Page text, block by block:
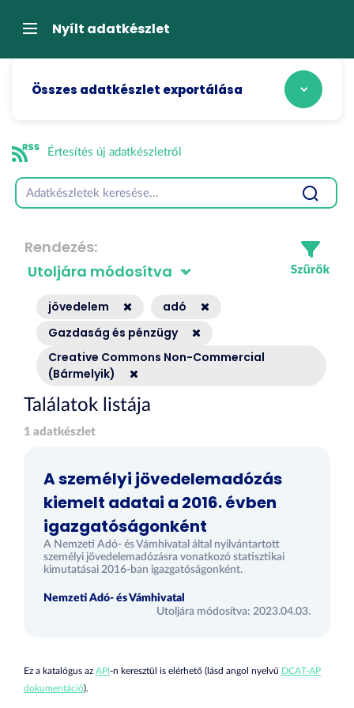
átugrásaNavigációNyílt adatkészlet
Összes adatkészlet exportálása
Értesítés új adatkészletről
Rendezés
jövedelem
adó
Gazdaság és pénzügy
Creative Commons Non-Commercial
(Bármelyik)
Találatok listája
1 adatkészlet
A személyi jövedelemadózás
kiemelt adatai a 2016. évben
igazgatóságonként
A Nemzeti Adó- és Vámhivatal által nyilvántartott
személyi jövedelemadózásra vonatkozó statisztikai
kimutatásai 2016-ban igazgatóságonként.
Nemzeti Adó- és Vámhivatal
Utoljára módosítva: 2023.04.03.
Ez a katalógus az API-n keresztül is elérhető (lásd angol nyelvű DCAT-AP
dokumentáció).